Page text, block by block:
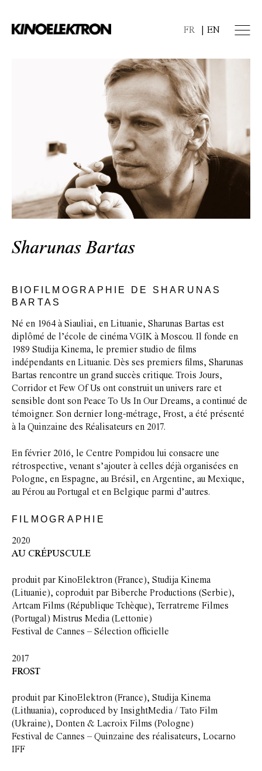
FR EN
Sharunas Bartas
BIOFILMOGRAPHIE DE SHARUNAS
BARTAS
Né en 1964 à Siauliai, en Lituanie, Sharunas Bartas est
diplômé de l’école de cinéma VGIK à Moscou. Il fonde en
1989 Studija Kinema, le premier studio de films
indépendants en Lituanie. Dès ses premiers films, Sharunas
Bartas rencontre un grand succès critique. Trois Jours,
Corridor et Few Of Us ont construit un univers rare et
sensible dont son Peace To Us In Our Dreams, a continué de
témoigner. Son dernier long-métrage, Frost, a été présenté
à la Quinzaine des Réalisateurs en 2017.
En février 2016, le Centre Pompidou lui consacre une
rétrospective, venant s’ajouter à celles déjà organisées en
Pologne, en Espagne, au Brésil, en Argentine, au Mexique,
au Pérou au Portugal et en Belgique parmi d’autres.
FILMOGRAPHIE
2020
AU CRÉPUSCULE
produit par KinoElektron (France), Studija Kinema
(Lituanie), coproduit par Biberche Productions (Serbie),
Artcam Films (République Tchèque), Terratreme Filmes
(Portugal) Mistrus Media (Lettonie)
Festival de Cannes – Sélection officielle
2017
FROST
produit par KinoElektron (France), Studija Kinema
(Lithuania), coproduced by InsightMedia / Tato Film
(Ukraine), Donten & Lacroix Films (Pologne)
Festival de Cannes – Quinzaine des réalisateurs, Locarno
IFF